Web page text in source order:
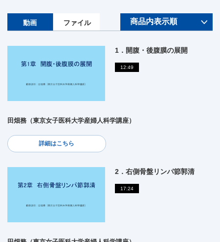
動画 ファイル
1．開腹・後腹膜の展開
12:49
田畑務（東京女子医科大学産婦人科学講座）
詳細はこちら
2．右側骨盤リンパ節郭清
17:24